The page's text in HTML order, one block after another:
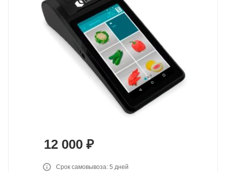
12 000 ₽
Срок самовывоза: 5 дней